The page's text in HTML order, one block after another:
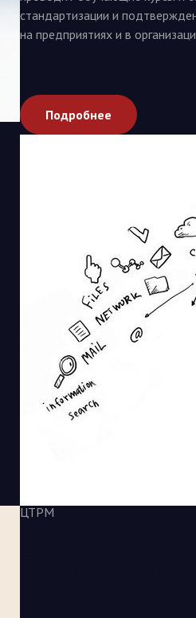
стандартизации и
на предприятиях и в
Подробнее
ЦТРМ